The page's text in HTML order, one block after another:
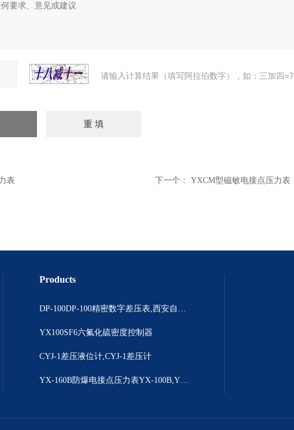
请输入计算结果（填写阿拉伯数字），如：三加四=7
表 下一个： YXCM型磁敏电接点压力表
Products
DP-100DP-100精密数字差压表,西安自动化仪表一厂 数字压力表
YX100SF6六氟化硫密度控制器
CYJ-1差压液位计,CYJ-1差压计
YX-160B防爆电接点压力表YX-100B,YX-160B